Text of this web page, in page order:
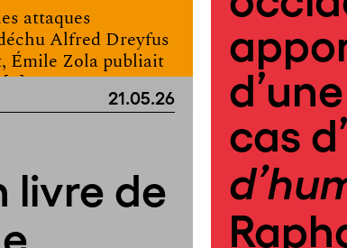
attaques
Alfred Dreyfus
Émile Zola publiait
cas d’
21.05.26
livre de